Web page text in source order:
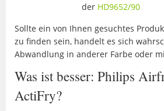
der HD9652/90
Sollte ein von Ihnen gesuchtes
zu finden sein, handelt es sich
Abwandlung in anderer Farbe oder
Was ist besser: Philips
ActiFry?